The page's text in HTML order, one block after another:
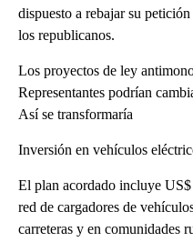
dispuesto a rebajar su
los republicanos.
Los proyectos de ley
Representantes podrían
Así se transformaría
Inversión en vehículos
El plan acordado incluye
red de cargadores de
carreteras y en comunidades